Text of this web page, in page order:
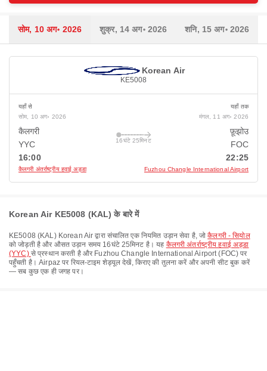
सोम, 10 अग॰ 2026 शुक्र, 14 अग॰ 2026 शनि, 15 अग॰ 2026
Korean Air
KE5008
यहाँ से
सोम, 10 अग॰ 2026
कैलगरी
YYC
16:00
कैलगरी अंतर्राष्ट्रीय हवाई अड्डा
16घंटे 25मिनट
यहाँ तक
मंगल, 11 अग॰ 2026
फ़ूझोउ
FOC
22:25
Fuzhou Changle International Airport
Korean Air KE5008 (KAL) के बारे में
KE5008 (KAL) Korean Air द्वारा संचालित एक नियमित उड़ान सेवा है, जोकैलगरी - सियोल
को जोड़ती है और औसत उड़ान समय 16घंटे 25मिनट है। यह कैलगरी अंतर्राष्ट्रीय हवाई अड्डा
(YYC) से प्रस्थान करती है और Fuzhou Changle International Airport (FOC)पर
पहुँचती है। Airpaz पर रियल-टाइम शेड्यूल देखें, किराए की तुलना करें और अपनी सीट बुक करें
— सब कुछ एक ही जगह पर।